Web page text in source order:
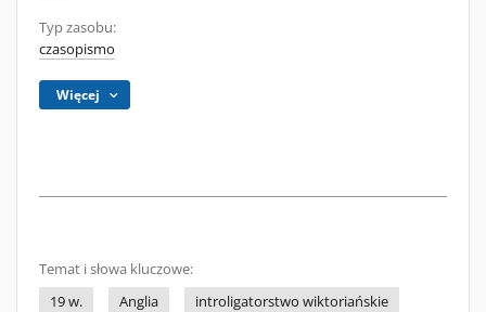
Typ zasobu:
czasopismo
Więcej
Temat i słowa kluczowe:
19 w.
Anglia introligatorstwo wiktoriańskie